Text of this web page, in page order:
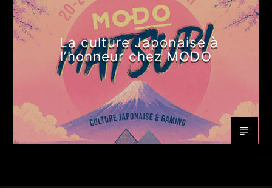
La culture Japonaise à
l’honneur chez MODO